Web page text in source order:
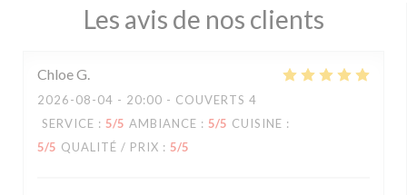
Les avis de nos clients
ChloeG
2026-08-04 - 20:00 - COUVERTS 4
SERVICE : 5/5 AMBIANCE : 5/5 CUISINE :
5/5 QUALITÉ / PRIX : 5/5